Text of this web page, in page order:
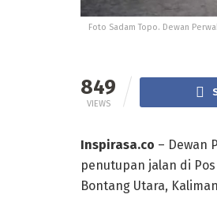
Foto Sadam Topo. Dewan
849
VIEWS
Inspirasa.co – Dewan
penutupan jalan di
Bontang Utara,